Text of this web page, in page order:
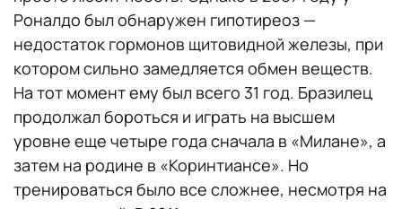
Роналдо был обнаружен гипотиреоз —
недостаток гормонов щитовидной железы, при
котором сильно замедляется обмен веществ.
На тот момент ему был всего 31 год. Бразилец
продолжал бороться и играть на высшем
уровне еще четыре года сначала в «Милане», а
затем на родине в «Коринтиансе». Но
тренироваться было все сложнее, несмотря на